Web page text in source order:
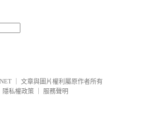
文章與圖片權利屬原作者所有
隱私權政策
服務聲明